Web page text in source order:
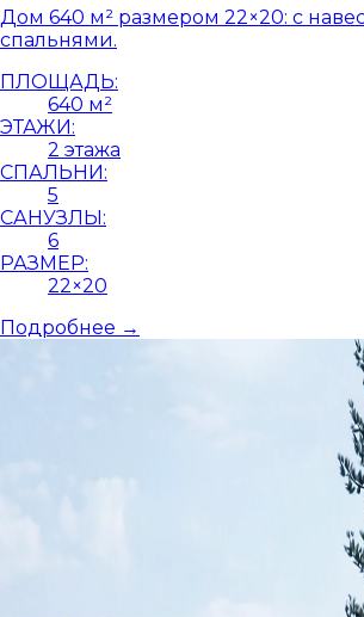
Дом 640 м² размером 22×20: с
спальнями.
ПЛОЩАДЬ:
640 м²
ЭТАЖИ:
2 этажа
СПАЛЬНИ:
5
САНУЗЛЫ:
6
РАЗМЕР:
22×20
Подробнее →